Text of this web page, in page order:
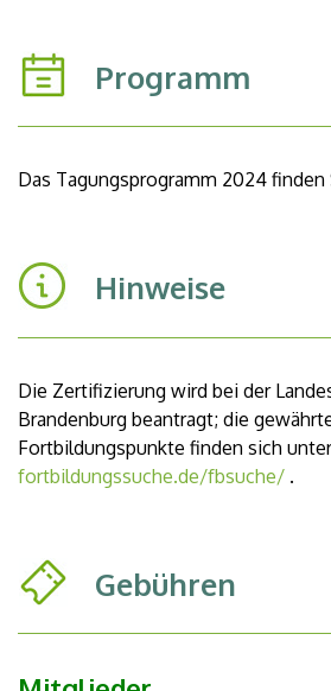
Programm
Das Tagungsprogramm 2024 finden
Hinweise
Die Zertifizierung wird bei der
Brandenburg beantragt; die
Fortbildungspunkte finden sich
fortbildungssuche.de/fbsuche/ .
Gebühren